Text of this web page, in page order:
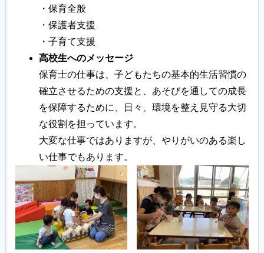
・保育全般
・保護者支援
・子育て支援
高校生へのメッセージ
保育士の仕事は、子どもたちの基本的生活習慣の
確立させるための支援と、あそびを通しての成長
を保障するために、日々、環境を整え見守る大切
な役割を担っています。
大変な仕事ではありますが、やりがいのある楽し
い仕事でもあります。